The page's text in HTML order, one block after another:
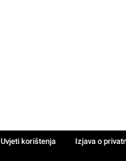
Uvjeti korištenja Izjava o